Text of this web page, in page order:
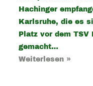
Hachinger
Karlsruhe, die es
Platz vor dem
gemacht…
Weiterlesen »